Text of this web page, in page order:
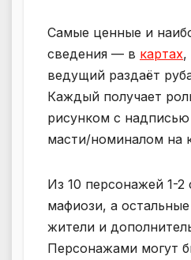
Самые ценные и
сведения — в картах,
ведущий раздаёт
Каждый получает
рисунком с
масти/номиналом на
Из 10 персонажей 1-2
мафиози, а
жители и
Персонажами могут